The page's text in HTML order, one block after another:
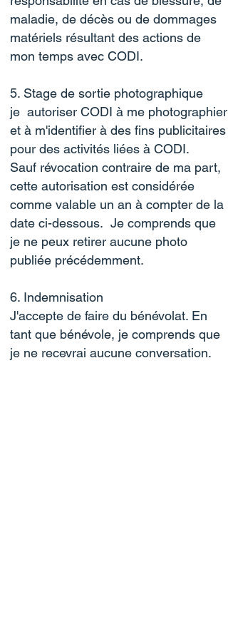
maladie, de décès ou de dommages
matériels résultant des actions de
mon temps avec CODI.
5. Stage de sortie photographique
je autoriser CODI à me photographier
et à m'identifier à des fins publicitaires
pour des activités liées à CODI.
Sauf révocation contraire de ma part,
cette autorisation est considérée
comme valable un an à compter de la
date ci-dessous. Je comprends que
je ne peux retirer aucune photo
publiée précédemment.
6. Indemnisation
J'accepte de faire du bénévolat. En
tant que bénévole, je comprends que
je ne recevrai aucune conversation.